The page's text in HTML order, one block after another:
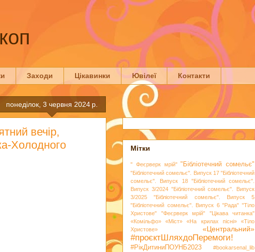
Заходи Цікавинки Ювілеї Контакти
понеділок, 3 червня 2024 р.
вечір,
Холодного
Мітки
" Феєрверк мрій" "Бібліотечний сомельє"
"Бібліотечний сомельє". Випуск 17 "Бібліотечний
сомельє". Випуск 18
"Бібліотечний сомельє".
Випуск 3/2024 "Бібліотечний сомельє". Випуск
3/2025
"Бібліотечний сомельє". Випуск 5
"Бібліотечний сомельє". Випуск 6 "Рада" "Тіло
Христове"
"Феєрверк мрій"
"Цікава читанка"
«Комільфо»
«Міст» «На крилах пісні»
«Тіло
Христове»
«Центральний»
#проєктШляхдоПеремоги!
#РікДитиниПОУНБ2023 #bookarsenal_lib